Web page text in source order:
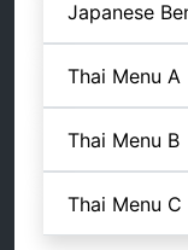
Japanese
Thai Menu A
Thai Menu B
Thai Menu C